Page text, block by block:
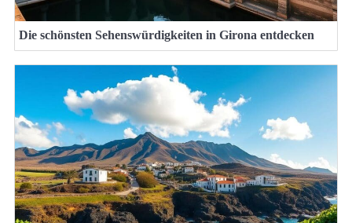
Die schönsten Sehenswürdigkeiten in Girona entdecken